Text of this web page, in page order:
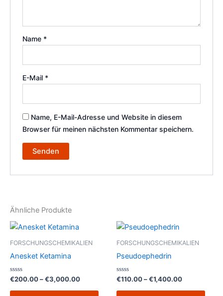
Name *
E-Mail *
Name, E-Mail-Adresse und Website in diesem
Browser für meinen nächsten Kommentar speichern.
Ähnliche Produkte
FORSCHUNGSCHEMIKALIEN
Anesket Ketamina
Bewertet
0
€200.00–€3,000.00
Preisspanne:
bis
Dieses
Produkt
Varianten
FORSCHUNGSCHEMIKALIEN
Pseudoephedrin
Bewertet
0
€110.00–€1,400.00
bis